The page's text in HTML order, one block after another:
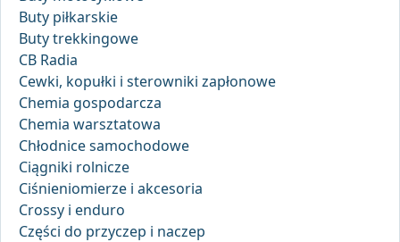
Buty piłkarskie
Buty trekkingowe
CB Radia
Cewki, kopułki i sterowniki zapłonowe
Chemia gospodarcza
Chemia warsztatowa
Chłodnice samochodowe
Ciągniki rolnicze
Ciśnieniomierze i akcesoria
Crossy i enduro
Części do przyczep i naczep